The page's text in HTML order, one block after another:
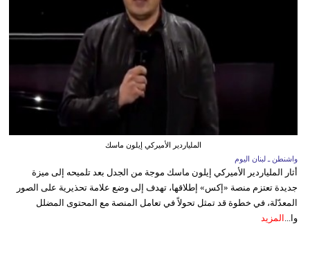
الملياردير الأميركي إيلون ماسك
واشنطن ـ لبنان اليوم
أثار الملياردير الأميركي إيلون ماسك موجة من الجدل بعد تلميحه إلى ميزة
جديدة تعتزم منصة «إكس» إطلاقها، تهدف إلى وضع علامة تحذيرية على الصور
المعدّلة، في خطوة قد تمثل تحولاً في تعامل المنصة مع المحتوى المضلل
وا... المزيد